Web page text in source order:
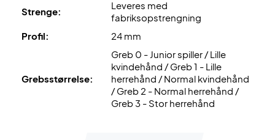
Strenge:
Leveres med
fabriksopstrengning
Profil:
24 mm
Grebsstørrelse:
Greb 0 - Junior spiller / Lille
kvindehånd / Greb 1 - Lille
herrehånd / Normal kvindehånd
/ Greb 2 - Normal herrehånd /
Greb 3 - Stor herrehånd